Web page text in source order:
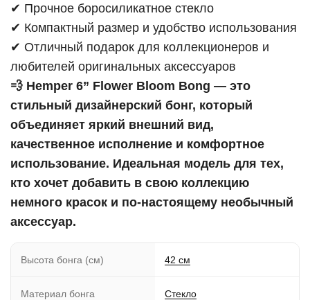
✔ Прочное боросиликатное стекло
✔ Компактный размер и удобство использования
✔ Отличный подарок для коллекционеров и
любителей оригинальных аксессуаров
💨 Hemper 6” Flower Bloom Bong — это
стильный дизайнерский бонг, который
объединяет яркий внешний вид,
качественное исполнение и комфортное
использование. Идеальная модель для тех,
кто хочет добавить в свою коллекцию
немного красок и по-настоящему необычный
аксессуар.
Высота бонга (см) 42 см
Материал бонга Стекло